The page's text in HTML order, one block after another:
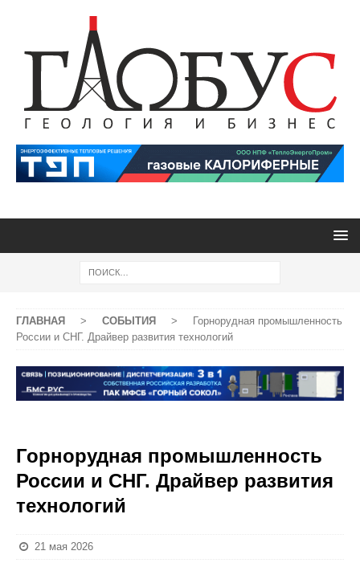
ГЛАВНАЯ > СОБЫТИЯ >
Горнорудная промышленность
России и СНГ. Драйвер развития технологий
Горнорудная промышленность
России и СНГ. Драйвер развития
технологий
21 мая 2026